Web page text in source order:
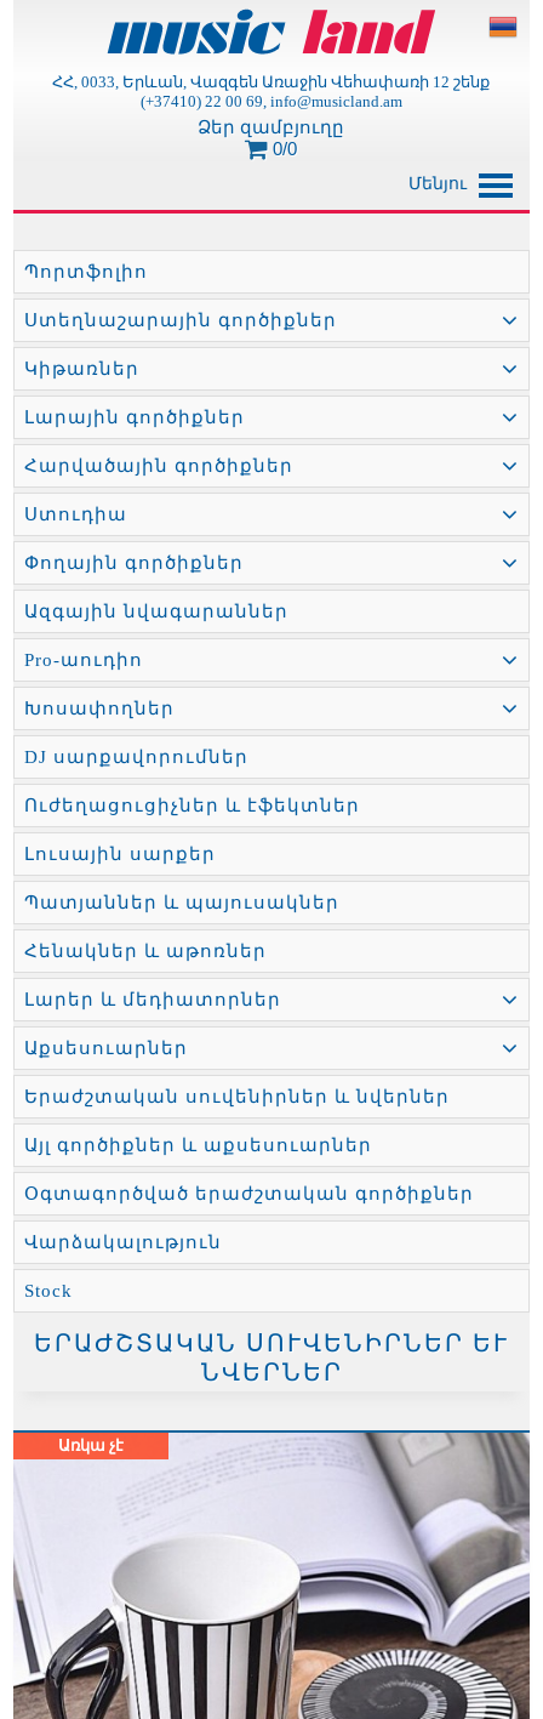
ՀՀ, 0033, Երևան, Վազգեն Առաջին Վեհափառի 12 շենք
(+37410) 22 00 69, info@musicland.am
Ձեր զամբյուղը
0/0
Մենյու
Պորտֆոլիո
Ստեղնաշարային գործիքներ
Կիթառներ
Լարային գործիքներ
Հարվածային գործիքներ
Ստուդիա
Փողային գործիքներ
Ազգային նվագարաններ
Pro-աուդիո
Խոսափողներ
DJ սարքավորումներ
Ուժեղացուցիչներ և էֆեկտներ
Լուսային սարքեր
Պատյաններ և պայուսակներ
Հենակներ և աթոռներ
Լարեր և մեդիատորներ
Աքսեսուարներ
Երաժշտական սուվենիրներ և նվերներ
Այլ գործիքներ և աքսեսուարներ
Օգտագործված երաժշտական գործիքներ
Վարձակալություն
Stock
ԵՐԱԺՇՏԱԿԱՆ ՍՈՒՎԵՆԻՐՆԵՐ ԵՒ Ն
ՎԵՐՆԵՐ
Առկա չէ